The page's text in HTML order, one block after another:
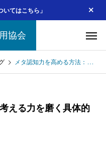
てはこちら」
協会
メタ認知力を高める方法：考える力を磨く具体的トレーニングガイド
える力を磨く具体的